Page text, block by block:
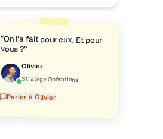
“On l'a fait pour eux. Et pour
vous ?”
Olivier
Stratège Opérations
Parler à Olivier